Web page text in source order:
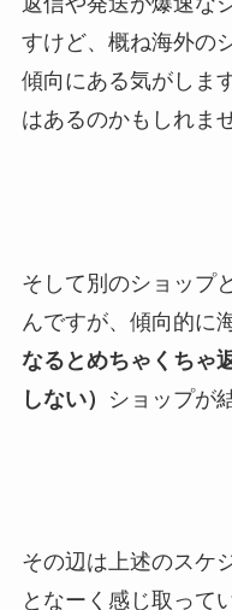
すけど、概ね海外の
傾向にある気がしま
はあるのかもしれま
そして別のショップ
んですが、傾向的に
なるとめちゃくちゃ
しない）
ショップが
その辺は上述のスケ
となーく感じ取って